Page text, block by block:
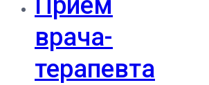
врача-
терапевта